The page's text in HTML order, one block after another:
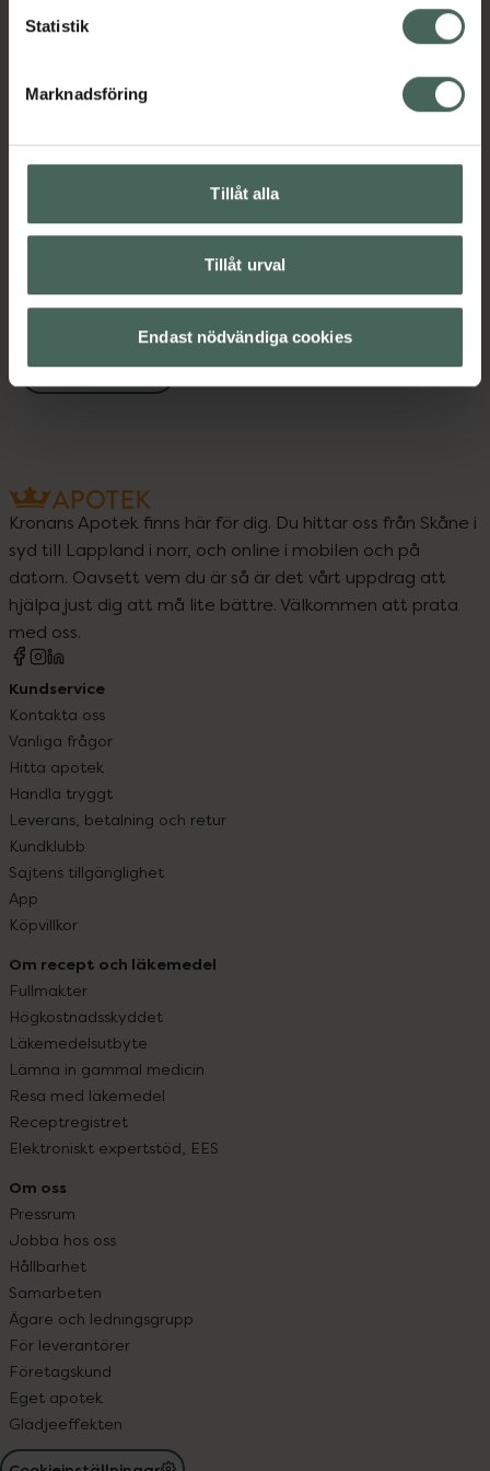
Statistik
Marknadsföring
Tillåt alla
Tillåt urval
Endast nödvändiga cookies
Hudvård
Nattkräm
Kronans Apotek finns här för dig. Du hittar oss från Skåne i
syd till Lappland i norr, och online i mobilen och på
datorn. Oavsett vem du är så är det vårt uppdrag att
hjälpa just dig att må lite bättre. Välkommen att prata
med oss.
Kundservice
Kontakta oss
Vanliga frågor
Hitta apotek
Handla tryggt
Leverans, betalning och retur
Kundklubb
Sajtens tillgänglighet
App
Köpvillkor
Om recept och läkemedel
Fullmakter
Högkostnadsskyddet
Läkemedelsutbyte
Lämna in gammal medicin
Resa med läkemedel
Receptregistret
Elektroniskt expertstöd, EES
Om oss
Pressrum
Jobba hos oss
Hållbarhet
Samarbeten
Ägare och ledningsgrupp
För leverantörer
Företagskund
Eget apotek
Glädjeeffekten